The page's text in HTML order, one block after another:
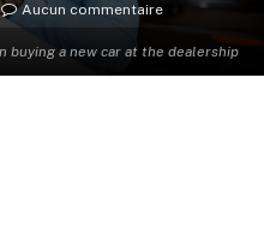
buying a new car at the dealership
Aucun commentaire